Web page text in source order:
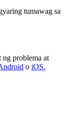
tumawag sa
ng problema at
o iOS.